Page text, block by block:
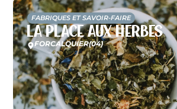
FABRIQUES ET SAVOIR-FAIRE
La Place aux Herbes
FORCALQUIER(04)